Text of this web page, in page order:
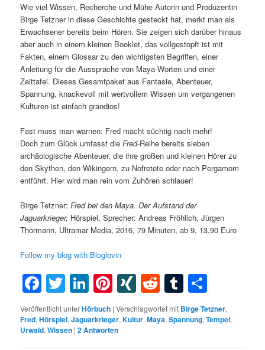
Wie viel Wissen, Recherche und Mühe Autorin und Produzentin
Birge Tetzner in diese Geschichte gesteckt hat, merkt man als
Erwachsener bereits beim Hören. Sie zeigen sich darüber hinaus
aber auch in einem kleinen Booklet, das vollgestopft ist mit
Fakten, einem Glossar zu den wichtigsten Begriffen, einer
Anleitung für die Aussprache von Maya-Worten und einer
Zeittafel. Dieses Gesamtpaket aus Fantasie, Abenteuer,
Spannung, knackevoll mit wertvollem Wissen um vergangenen
Kulturen ist einfach grandios!
Fast muss man warnen: Fred macht süchtig nach mehr!
Doch zum Glück umfasst dieFred-Reihe bereits sieben
archäologische Abenteuer, die ihre großen und kleinen Hörer zu
den Skythen, den Wikingern, zu Nofretete oder nach Pergamom
entführt. Hier wird man rein vom Zuhören schlauer!
Birge Tetzner:Fred bei den Maya. Der Aufstand der
Jaguarkrieger, Hörspiel, Sprecher: Andreas Fröhlich, Jürgen
Thormann, Ultramar Media, 2016, 79 Minuten, ab 9, 13,90 Euro
Follow my blog with Bloglovin
Facebook
Twitter
LinkedIn
Pinterest
XINGRedditTumblr
Veröffentlicht unterHörbuch |Verschlagwortet mit Birge Tetzner,
Fred,Hörspiel,Jaguarkrieger,Kultur,Maya,Spannung,Tempel,
Urwald,Wissen |2Antworten